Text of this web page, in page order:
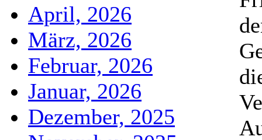
April, 2026
März, 2026
Februar, 2026
Januar, 2026
Dezember, 2025